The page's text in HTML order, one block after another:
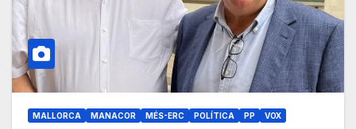
MALLORCA MANACOR MÉS-ERC POLÍTICA PP VOX